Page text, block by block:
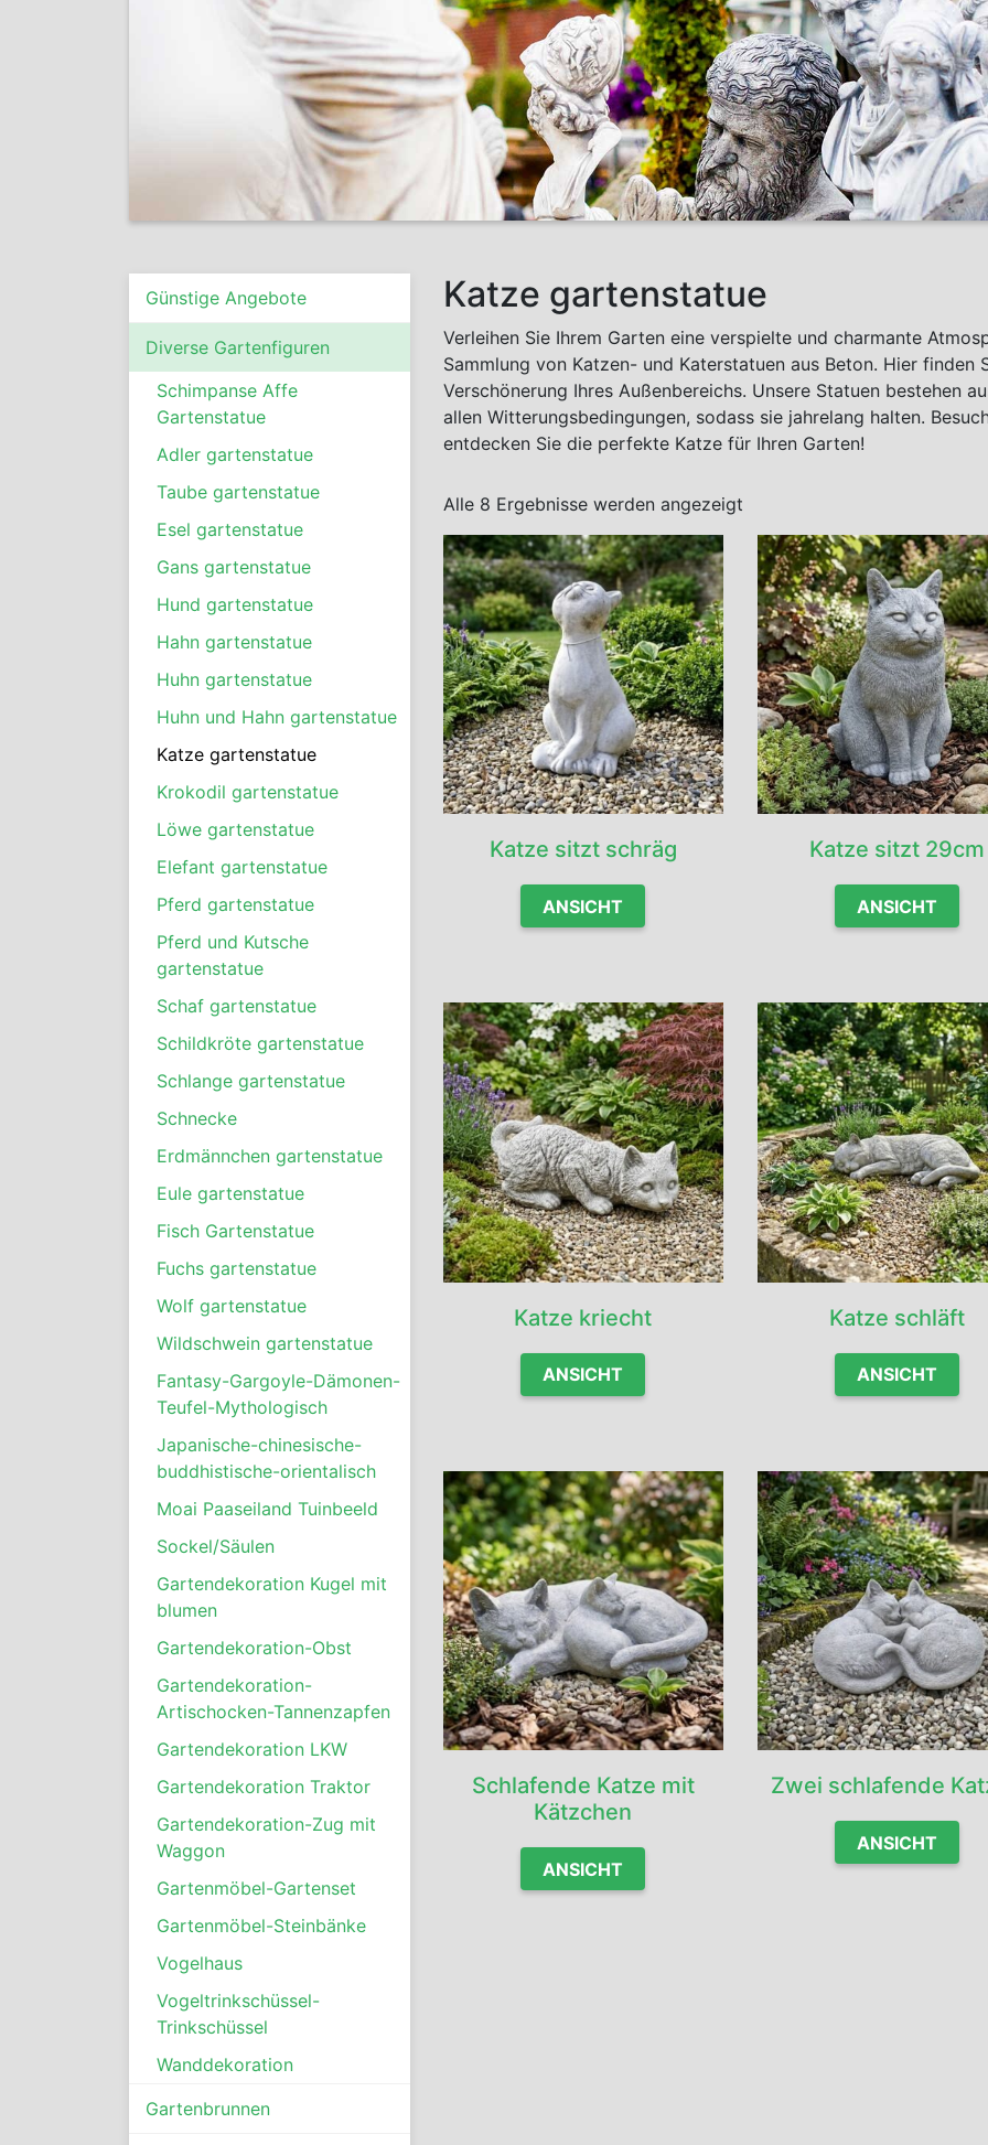
Günstige Angebote
Diverse Gartenfiguren
Schimpanse Affe
Gartenstatue
Adler gartenstatue
Taube gartenstatue
Esel gartenstatue
Gans gartenstatue
Hund gartenstatue
Hahn gartenstatue
Huhn gartenstatue
Huhn und Hahn gartenstatue
Katze gartenstatue
Krokodil gartenstatue
Löwe gartenstatue
Elefant gartenstatue
Pferd gartenstatue
Pferd und Kutsche
gartenstatue
Schaf gartenstatue
Schildkröte gartenstatue
Schlange gartenstatue
Schnecke
Erdmännchen gartenstatue
Eule gartenstatue
Fisch Gartenstatue
Fuchs gartenstatue
Wolf gartenstatue
Wildschwein gartenstatue
Fantasy-Gargoyle-Dämonen-
Teufel-Mythologisch
Japanische-chinesische-
buddhistische-orientalisch
Moai Paaseiland Tuinbeeld
Sockel/Säulen
Gartendekoration Kugel mit
blumen
Gartendekoration-Obst
Gartendekoration-
Artischocken-Tannenzapfen
Gartendekoration LKW
Gartendekoration Traktor
Gartendekoration-Zug mit
Waggon
Gartenmöbel-Gartenset
Gartenmöbel-Steinbänke
Vogelhaus
Vogeltrinkschüssel-
Trinkschüssel
Wanddekoration
Gartenbrunnen
Katze gartenstatue
Verleihen Sie Ihrem Garten eine verspielte und charmante
Sammlung von Katzen- und Katerstatuen aus Beton. Hier finden
Verschönerung Ihres Außenbereichs. Unsere Statuen bestehen
allen Witterungsbedingungen, sodass sie jahrelang halten.
entdecken Sie die perfekte Katze für Ihren Garten!
Alle 8 Ergebnisse werden angezeigt
Katze sitzt schräg
ANSICHT
Katze sitzt 29cm
ANSICHT
Katze kriecht
ANSICHT
Katze schläft
ANSICHT
Schlafende Katze mit
Kätzchen
ANSICHT
Zwei schlafende
ANSICHT